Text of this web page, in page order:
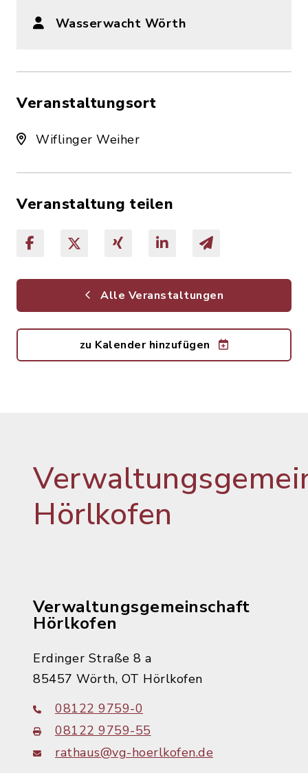
Wasserwacht Wörth
Veranstaltungsort
Wiflinger Weiher
Veranstaltung teilen
Alle Veranstaltungen
zu Kalender hinzufügen
Hörlkofen
Verwaltungsgemeinschaft
Hörlkofen
Erdinger Straße 8 a
85457 Wörth, OT Hörlkofen
08122 9759-0
08122 9759-55
rathaus@vg-hoerlkofen.de